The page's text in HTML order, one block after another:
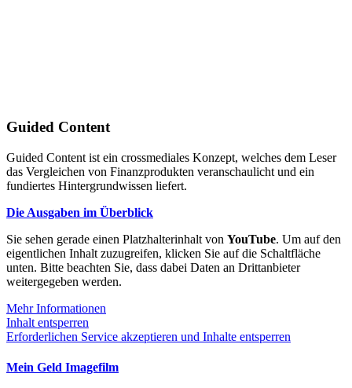
Guided Content
Guided Content ist ein crossmediales Konzept, welches dem Leser
das Vergleichen von Finanzprodukten veranschaulicht und ein
fundiertes Hintergrundwissen liefert.
Die Ausgaben im Überblick
Sie sehen gerade einen Platzhalterinhalt von YouTube. Um auf den
eigentlichen Inhalt zuzugreifen, klicken Sie auf die Schaltfläche
unten. Bitte beachten Sie, dass dabei Daten an Drittanbieter
weitergegeben werden.
Mehr Informationen
Inhalt entsperren
Erforderlichen Service akzeptieren und Inhalte entsperren
Mein Geld Imagefilm